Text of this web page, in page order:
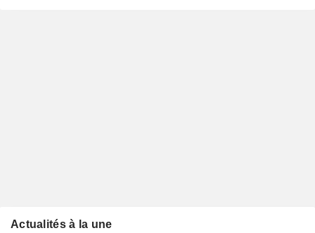
Actualités à la une